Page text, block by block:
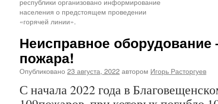
населения о предстоящем проведении
«горячей линии».
Неисправное оборудование
пожара!
Опубликовано 23 августа, 2022автором Игорь Расторгуев
С начала 2022 года в